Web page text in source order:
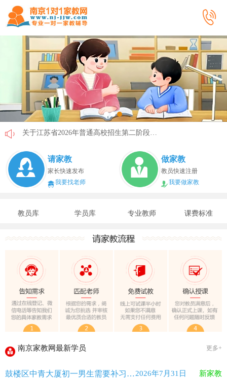
省教育厅最新发文！事关2026年普通高校综合评价招生改革
我市2026年春季学期学生资助申请开始
致全省中小学生家长的一封信
2025年12月江苏教育考试月历
最新！教育部等5部门发布20条举措
​2025年11月江苏教育考试月历
5个新突破！国新办发布会介绍“十四五”时期加快建设教育强
省教育厅最新发文！事关2026年普通高校综合评价招生改革 2026-4-10
请家教
家长快速发布
我要找老师
做家教
教员快速注册
我要做家教
教员库 学员库 专业教师 课费标准
南京家教网最新学员 更多+
鼓楼区中青大厦初一男生需要补习语文2026年7月31日 新家教